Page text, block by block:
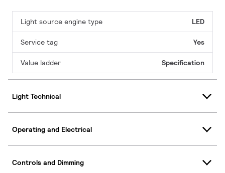
Light source engine type LED
Service tag Yes
Value ladder Specification
Light Technical
Operating and Electrical
Controls and Dimming